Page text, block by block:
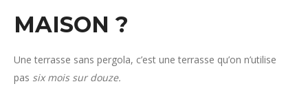
MAISON ?
Une terrasse sans pergola, c’est une terrasse qu’on n’utilise
pas six mois sur douze.